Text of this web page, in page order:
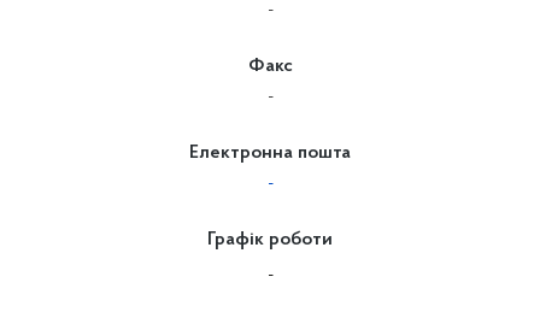
-
Факс
-
Електронна пошта
-
Графік роботи
-